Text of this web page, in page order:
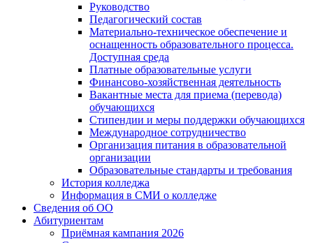
Руководство
Педагогический состав
Материально-техническое обеспечение и
оснащенность образовательного процесса.
Доступная среда
Платные образовательные услуги
Финансово-хозяйственная деятельность
Вакантные места для приема (перевода)
обучающихся
Стипендии и меры поддержки обучающихся
Международное сотрудничество
Организация питания в образовательной
организации
Образовательные стандарты и требования
История колледжа
Информация в СМИ о колледже
Сведения об ОО
Абитуриентам
Приёмная кампания 2026